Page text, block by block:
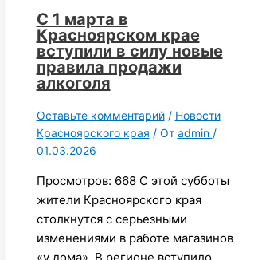
С 1 марта в
Красноярском крае
вступили в силу новые
правила продажи
алкоголя
Оставьте комментарий / Новости
Красноярского края / От admin /
01.03.2026
Просмотров: 668 С этой субботы
жители Красноярского края
столкнутся с серьезными
изменениями в работе магазинов
«у дома». В регионе вступило…